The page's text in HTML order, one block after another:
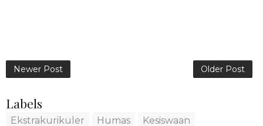
Newer Post Older Post
Labels
Ekstrakurikuler Humas
Kesiswaan